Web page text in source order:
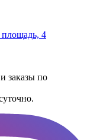
площадь, 4
заказы по